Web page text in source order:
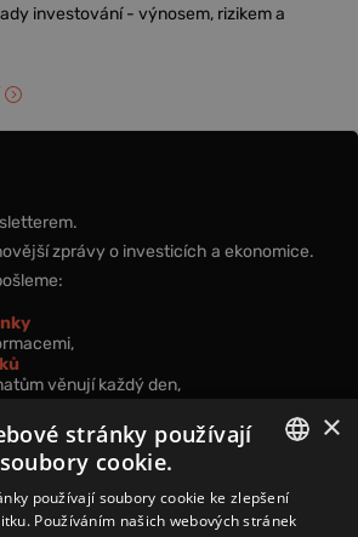
investování - výnosem, rizikem a
zprávy o investicích a ekonomice.
věnují každý den,
znalostí.
CZECH
×
stránky používají
soubory cookie.
používají soubory cookie ke zlepšení
Používáním našich webových stránek